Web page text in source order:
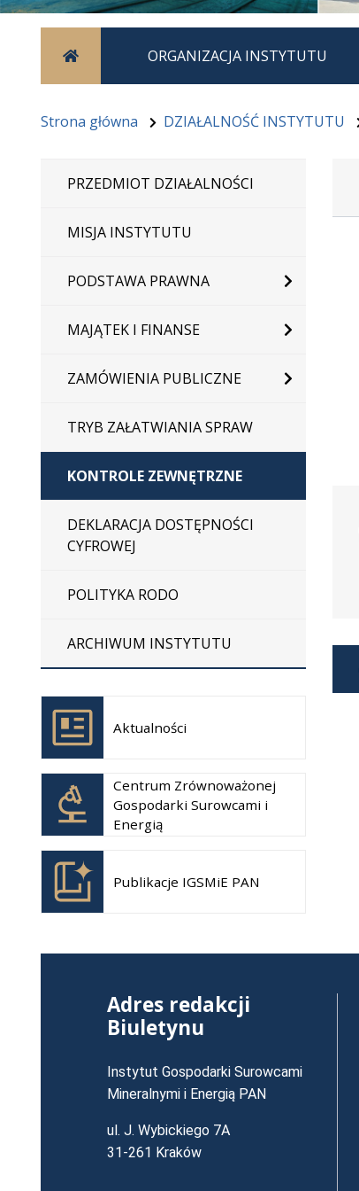
Strona głównaORGANIZACJA INSTYTUTU
Strona główna DZIAŁALNOŚĆ INSTYTUTU
PRZEDMIOT DZIAŁALNOŚCI
MISJA INSTYTUTU
PODSTAWA PRAWNA
MAJĄTEK I FINANSE
ZAMÓWIENIA PUBLICZNE
TRYB ZAŁATWIANIA SPRAW
KONTROLE ZEWNĘTRZNE
DEKLARACJA DOSTĘPNOŚCI
CYFROWEJ
POLITYKA RODO
ARCHIWUM INSTYTUTU
Aktualności
Otwiera
się w
nowej
karcie
Centrum Zrównoważonej
Gospodarki Surowcami i
Energią
Otwiera
się w
nowej
karcie
Publikacje IGSMiE PAN
Otwiera
się w
nowej
karcie
Adres redakcji
Biuletynu
Instytut Gospodarki Surowcami
Mineralnymi i Energią PAN
ul. J. Wybickiego 7A
31-261 Kraków